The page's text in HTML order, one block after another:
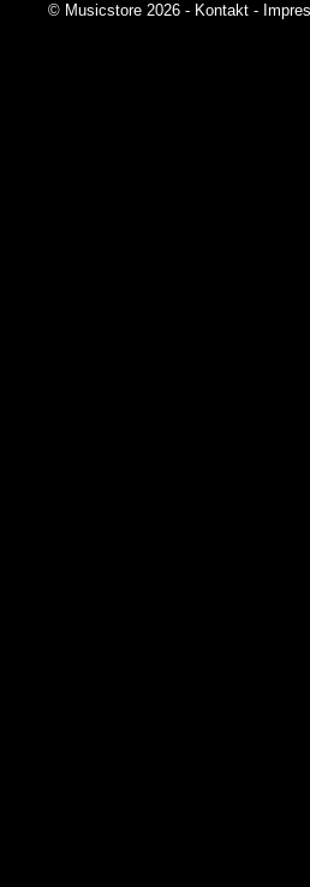
© Musicstore 2026 - Kontakt -